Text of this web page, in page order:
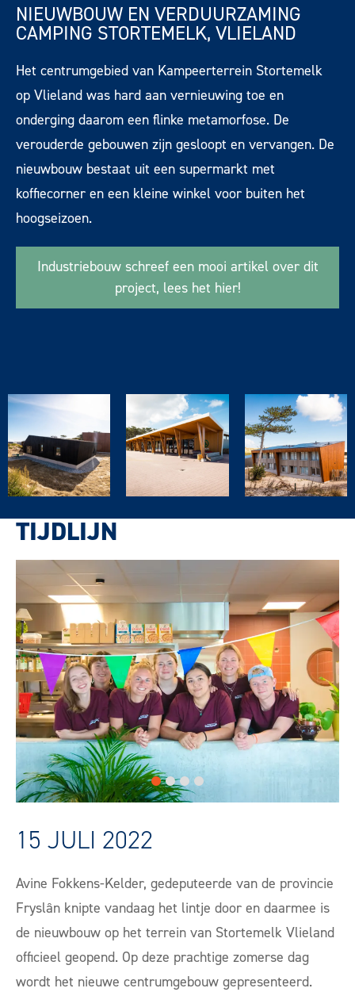
NIEUWBOUW EN VERDUURZAMING
CAMPING STORTEMELK, VLIELAND
Het centrumgebied van Kampeerterrein Stortemelk
op Vlieland was hard aan vernieuwing toe en
onderging daarom een flinke metamorfose. De
verouderde gebouwen zijn gesloopt en vervangen. De
nieuwbouw bestaat uit een supermarkt met
koffiecorner en een kleine winkel voor buiten het
hoogseizoen.
Industriebouw schreef een mooi artikel over dit
project, lees het hier!
TIJDLIJN
15 JULI 2022
Avine Fokkens-Kelder, gedeputeerde van de provincie
Fryslân knipte vandaag het lintje door en daarmee is
de nieuwbouw op het terrein van Stortemelk Vlieland
officieel geopend. Op deze prachtige zomerse dag
wordt het nieuwe centrumgebouw gepresenteerd.